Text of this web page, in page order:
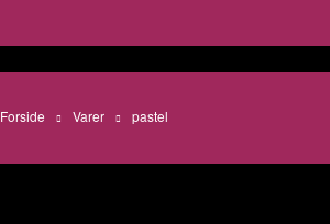
Forside Varer pastel